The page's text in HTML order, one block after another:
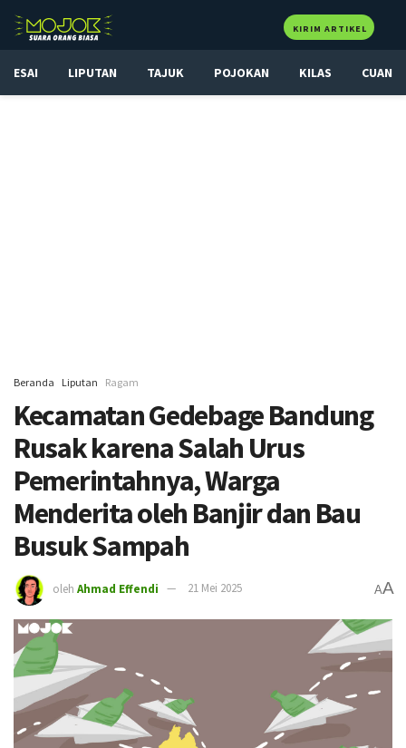
KIRIM ARTIKEL
ESAI LIPUTAN TAJUK POJOKAN KILAS CUAN
Beranda Liputan Ragam
Kecamatan Gedebage Bandung
Rusak karena Salah Urus
Pemerintahnya, Warga
Menderita oleh Banjir dan Bau
Busuk Sampah
oleh Ahmad Effendi 21 Mei 2025 AA